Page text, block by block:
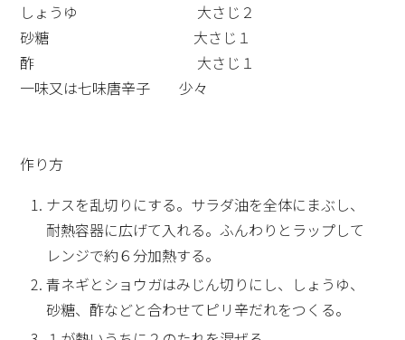
しょうゆ 大さじ２
砂糖 大さじ１
酢 大さじ１
一味又は七味唐辛子 少々
作り方
ナスを乱切りにする。サラダ油を全体にまぶし、
耐熱容器に広げて入れる。ふんわりとラップして
レンジで約６分加熱する。
青ネギとショウガはみじん切りにし、しょうゆ、
砂糖、酢などと合わせてピリ辛だれをつくる。